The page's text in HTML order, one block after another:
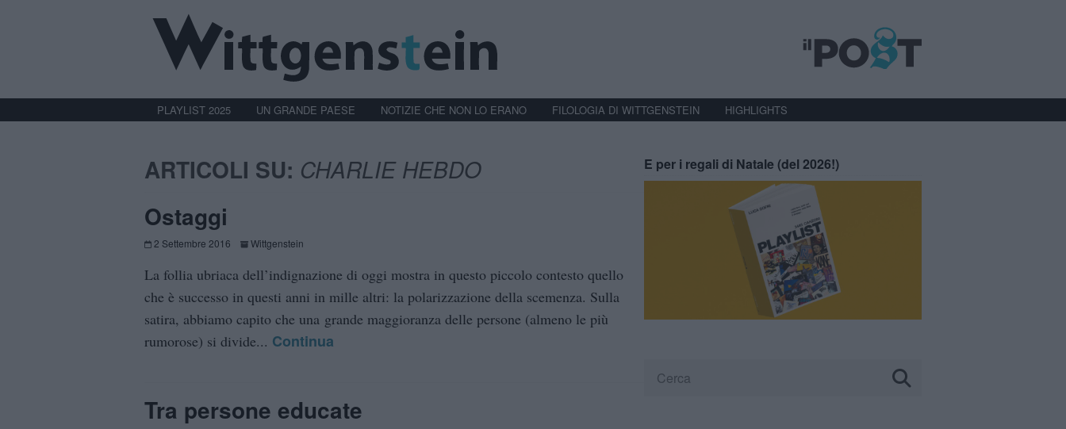
PLAYLIST 2025 UN GRANDE PAESE NOTIZIE CHE NON LO ERANO FILOLOGIA DI WITTGENSTEIN HIGHLIGHTS
ARTICOLI SU: CHARLIE HEBDO
Ostaggi
2 Settembre 2016 Wittgenstein
La follia ubriaca dell’indignazione di oggi mostra in questo piccolo contesto quello
che è successo in questi anni in mille altri: la polarizzazione della scemenza. Sulla
satira, abbiamo capito che una grande maggioranza delle persone (almeno le più
rumorose) si divide... Continua
Tra persone educate
E per i regali di Natale (del 2026!)